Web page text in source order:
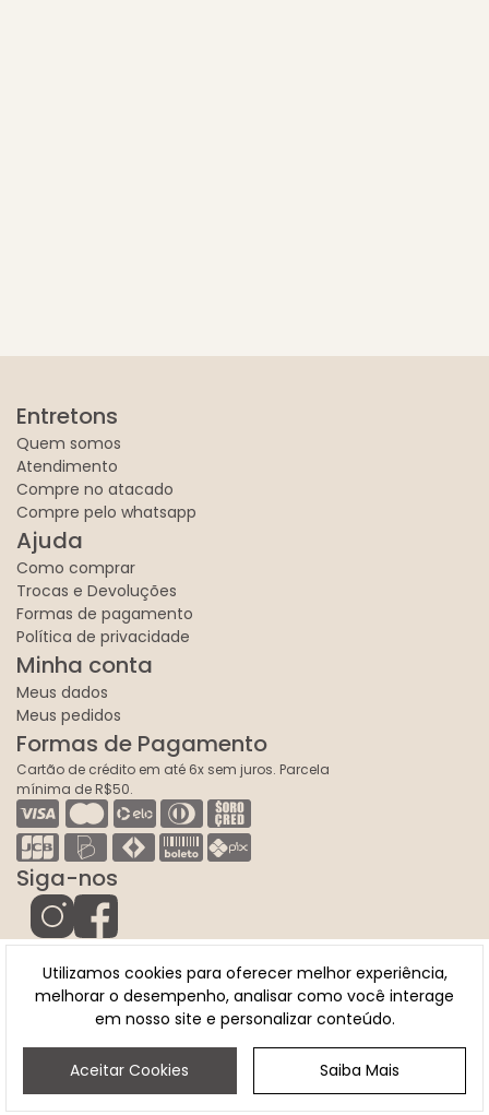
Entretons
Quem somos
Atendimento
Compre no atacado
Compre pelo whatsapp
Ajuda
Como comprar
Trocas e Devoluções
Formas de pagamento
Política de privacidade
Minha conta
Meus dados
Meus pedidos
Formas de Pagamento
Cartão de crédito em até 6x sem juros. Parcela
mínima de R$50.
Siga-nos
Utilizamos cookies para oferecer melhor experiência,
melhorar o desempenho, analisar como você interage
em nosso site e personalizar conteúdo.
Aceitar Cookies Saiba Mais